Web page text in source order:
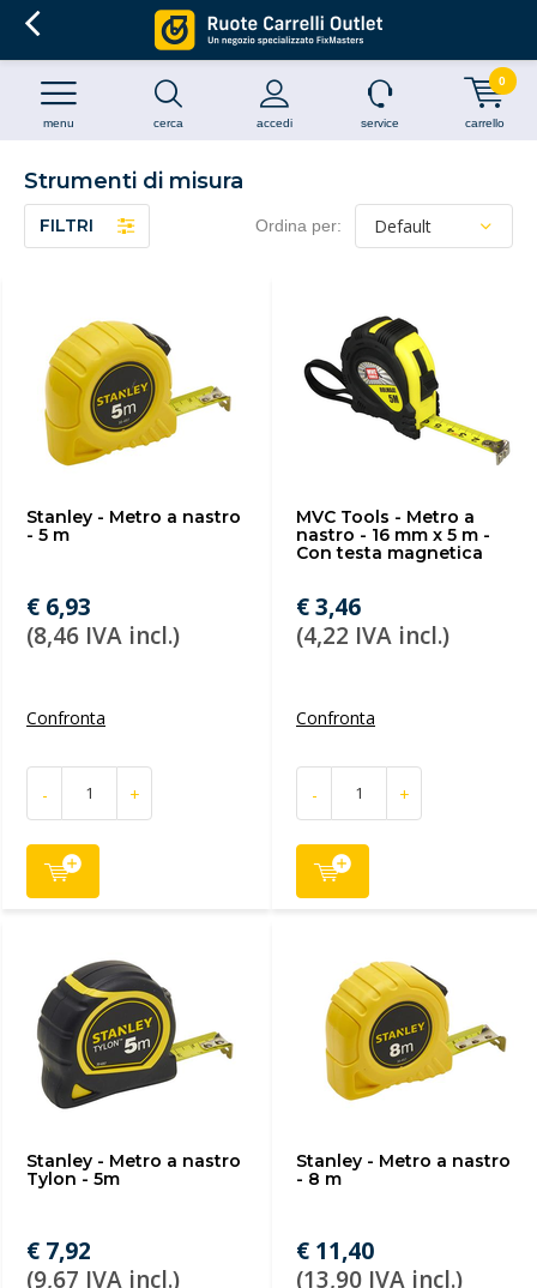
cerca accedi
menu service carrello
0
Strumenti di misura
FILTRI Ordina per:
Stanley - Metro a nastro
- 5 m
€ 6,93
(8,46 IVA incl.)
Confronta
- +
MVC Tools - Metro a
nastro - 16 mm x 5 m -
Con testa magnetica
€ 3,46
(4,22 IVA incl.)
Confronta
- +
Stanley - Metro a nastro
Tylon - 5m
€ 7,92
(9,67 IVA incl.)
Stanley - Metro a nastro
- 8 m
€ 11,40
(13,90 IVA incl.)